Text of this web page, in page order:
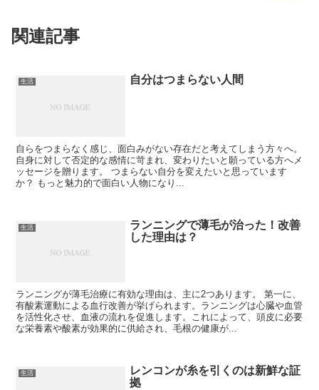
関連記事
生活 自分はつまらない人間
自らをつまらなく感じ、面白みがない存在だと考えてしまう方々へ。
自身に対して否定的な感情に苛まれ、変わりたいと願っている方へメ
ッセージを贈ります。 つまらない自分を変えたいと思っています
か？ もっと魅力的で面白い人物になり...
生活
ランニングで薄毛が治った！改善
した理由は？
ランニングが薄毛治療に有効な理由は、主に2つあります。 第一に、
有酸素運動による血行改善が挙げられます。ランニングは心臓や血管
を活性化させ、血液の流れを促進します。これによって、頭皮に必要
な栄養素や酸素が効果的に供給され、毛根の健康が...
生活
レンコンが糸を引くのは新鮮な証
拠